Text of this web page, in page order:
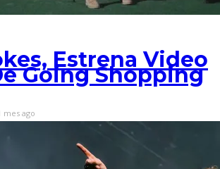
Estrena Video
Going Shopping
mes ago